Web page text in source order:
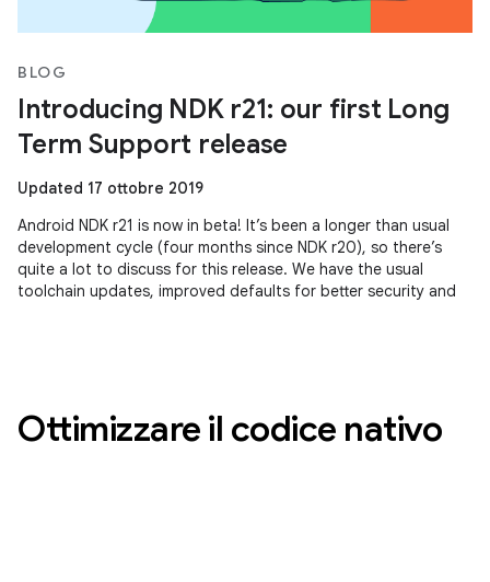
BLOG
Introducing NDK r21: our first Long
Term Support release
Updated 17 ottobre 2019
Android NDK r21 is now in beta! It’s been a longer than usual
development cycle (four months since NDK r20), so there’s
quite a lot to discuss for this release. We have the usual
toolchain updates, improved defaults for better security and
Ottimizzare il codice nativo